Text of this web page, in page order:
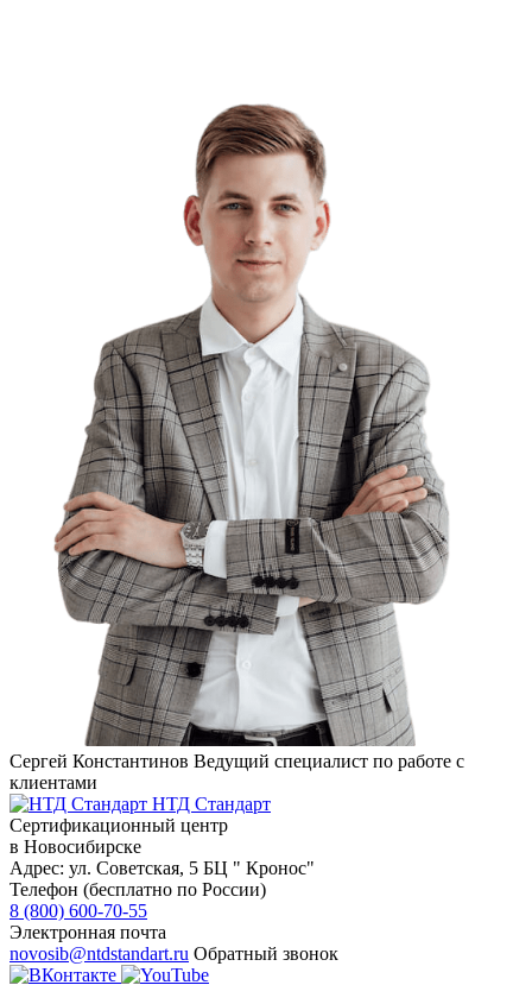
Сергей Константинов Ведущий специалист по работе с
клиентами
НТД Стандарт
Сертификационный центр
в Новосибирске
Адрес: ул. Советская, 5 БЦ " Кронос"
Телефон (бесплатно по России)
8 (800) 600-70-55
Электронная почта
novosib@ntdstandart.ru Обратный звонок